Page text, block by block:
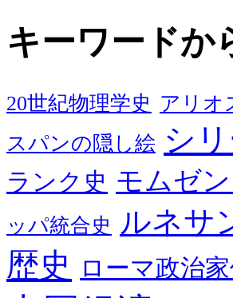
キーワードか
20世紀物理学史 アリオ
スパンの隠し絵 シ
ランク史 モムゼ
ッパ統合史 ルネサ
歴史 ローマ政治